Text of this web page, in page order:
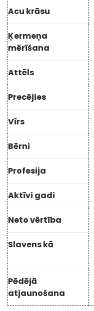
Acu krāsu
Ķermeņa
mērīšana
Attēls
Precējies
Vīrs
Bērni
Profesija
Aktīvi gadi
Neto vērtība
Slavens kā
Pēdējā
atjaunošana